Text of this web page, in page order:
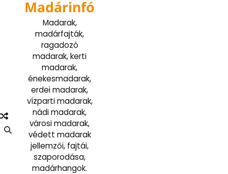
Madárinfó
Madarak,
madárfajták,
ragadozó
madarak, kerti
madarak,
énekesmadarak,
erdei madarak,
vízparti madarak,
nádi madarak,
városi madarak,
védett madarak
jellemzői, fajtái,
szaporodása,
madárhangok.